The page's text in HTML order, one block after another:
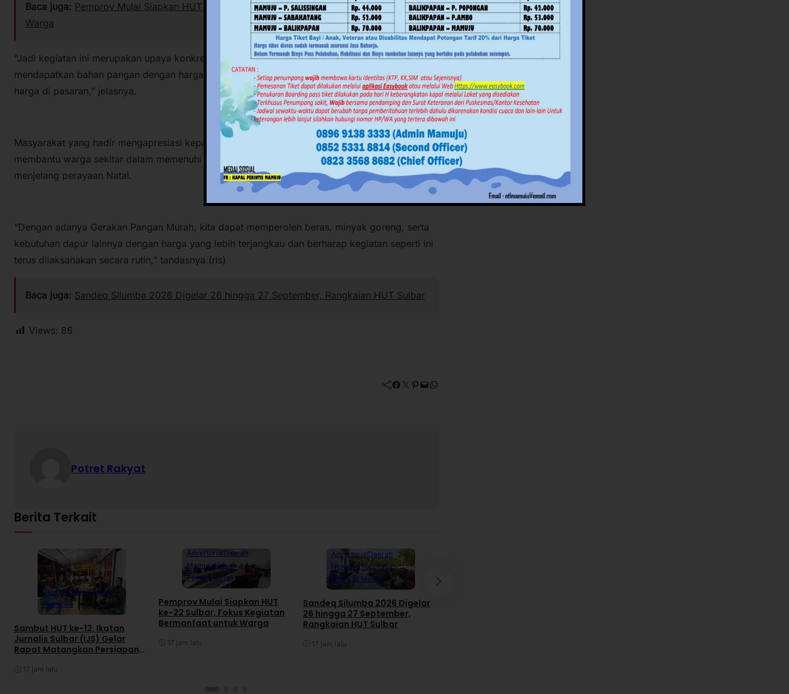
Baca juga: Pemprov Mulai Siapkan HUT ke-22 Sulbar, Fokus Kegiatan Bermanfaat untuk
Warga
“Jadi kegiatan ini merupakan upaya konkret pemerintah untuk memastikan masyarakat
mendapatkan bahan pangan dengan harga yang wajar, sekaligus menekan potensi lonjakan
harga di pasaran,” jelasnya.
Masyarakat yang hadir mengapresiasi kepada Pemprov Sulbar karena kehadiran GPM sangat
membantu warga sekitar dalam memenuhi kebutuhan pangan dengan harga yang lebih ringan
menjelang perayaan Natal.
“Dengan adanya Gerakan Pangan Murah, kita dapat memperoleh beras, minyak goreng, serta
kebutuhan dapur lainnya dengan harga yang lebih terjangkau dan berharap kegiatan seperti ini
terus dilaksanakan secara rutin,” tandasnya.(rls)
Baca juga: Sandeq Silumba 2026 Digelar 26 hingga 27 September, Rangkaian HUT Sulbar
Views: 86
Facebook Twitter Pinterest Mail WhatsApp
Potret Rakyat
Berita Terkait
DaerahMamujuNews
Peristiwa
Sambut HUT ke-12, Ikatan
Jurnalis Sulbar (IJS) Gelar
Rapat Matangkan Persiapan
17 jam lalu
AdvertorialDaerah
MamujuNews
Pemerintahan
Pemprov Mulai Siapkan HUT
ke-22 Sulbar, Fokus Kegiatan
Bermanfaat untuk Warga
17 jam lalu
AdvertorialDaerah
NewsPemerintahan
Polewali Mandar
Sandeq Silumba 2026 Digelar
26 hingga 27 September,
Rangkaian HUT Sulbar
17 jam lalu